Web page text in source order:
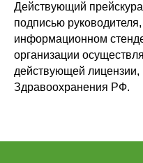
Действующий
подписью
информационном
организации
действующей
Здравоохранения РФ.